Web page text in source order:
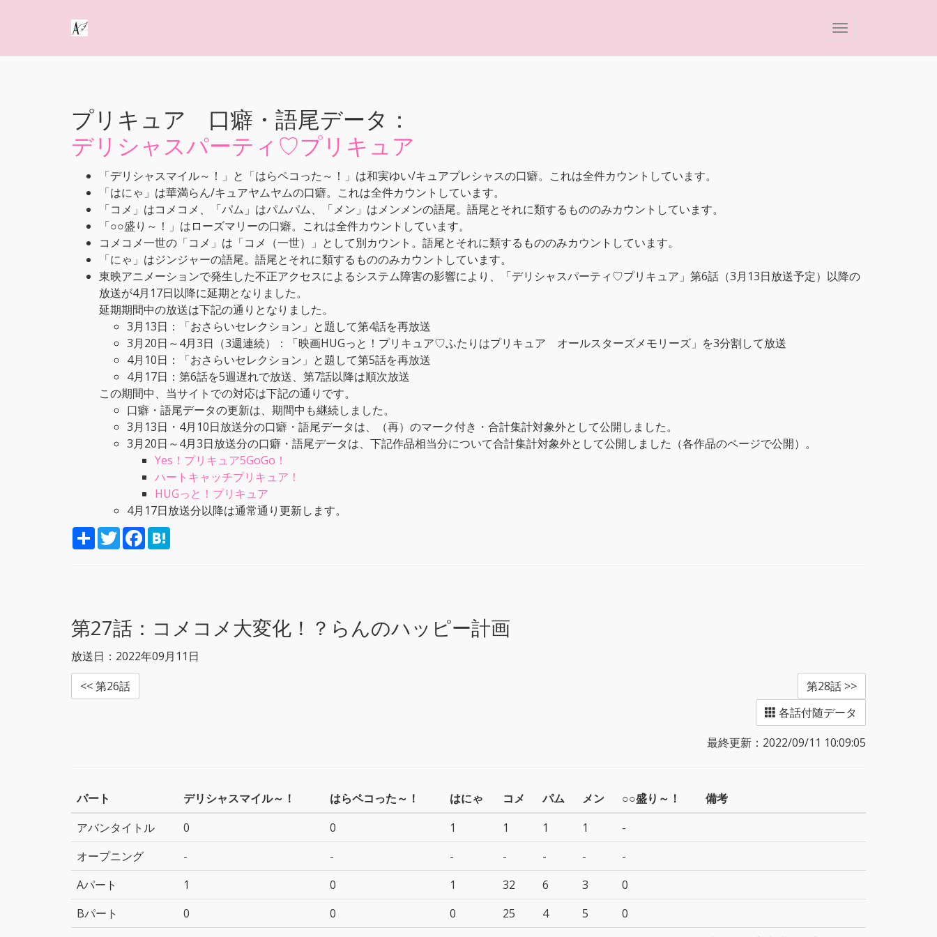
プリキュア 口癖・語尾データ：
デリシャスパーティ♡プリキュア
「デリシャスマイル～！」と「はらペコった～！」は和実ゆい/キュアプレシャスの口癖。これは全件カウントしています。
「はにゃ」は華満らん/キュアヤムヤムの口癖。これは全件カウントしています。
「コメ」はコメコメ、「パム」はパムパム、「メン」はメンメンの語尾。語尾とそれに類するもののみカウントしています。
「○○盛り～！」はローズマリーの口癖。これは全件カウントしています。
コメコメ一世の「コメ」は「コメ（一世）」として別カウント。語尾とそれに類するもののみカウントしています。
「にゃ」はジンジャーの語尾。語尾とそれに類するもののみカウントしています。
東映アニメーションで発生した不正アクセスによるシステム障害の影響により、「デリシャスパーティ♡プリキュア」第6話（3月13日放送予定）以降の
放送が4月17日以降に延期となりました。
延期期間中の放送は下記の通りとなりました。
3月13日：「おさらいセレクション」と題して第4話を再放送
3月20日～4月3日（3週連続）：「映画HUGっと！プリキュア♡ふたりはプリキュア オールスターズメモリーズ」を3分割して放送
4月10日：「おさらいセレクション」と題して第5話を再放送
4月17日：第6話を5週遅れで放送、第7話以降は順次放送
この期間中、当サイトでの対応は下記の通りです。
口癖・語尾データの更新は、期間中も継続しました。
3月13日・4月10日放送分の口癖・語尾データは、（再）のマーク付き・合計集計対象外として公開しました。
3月20日～4月3日放送分の口癖・語尾データは、下記作品相当分について合計集計対象外として公開しました（各作品のページで公開）。
Yes！プリキュア5GoGo！
ハートキャッチプリキュア！
HUGっと！プリキュア
4月17日放送分以降は通常通り更新します。
S
h
T
w
F
a
第27話： コメコメ大変化！？らんのハッピー計画
放送日：2022年09月11日
<< 第26話
第28話 >>
各話付随データ
最終更新：2022/09/11 10:09:05
パート デリシャスマイル～！ はらペコった～！ はにゃ コメ パム メン ○○盛り～！
備考
アバンタイトル
0 0 1 1 1 1
-
オープニング
- - - - - -
-
Aパート
1 0 1 32 6 3
0
Bパート
0 0 0 25 4 5
0